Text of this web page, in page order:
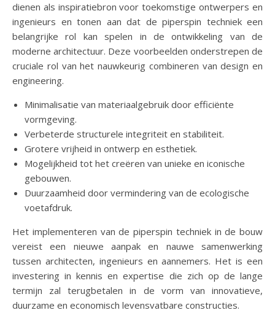
dienen als inspiratiebron voor toekomstige ontwerpers en
ingenieurs en tonen aan dat de piperspin techniek een
belangrijke rol kan spelen in de ontwikkeling van de
moderne architectuur. Deze voorbeelden onderstrepen de
cruciale rol van het nauwkeurig combineren van design en
engineering.
Minimalisatie van materiaalgebruik door efficiënte
vormgeving.
Verbeterde structurele integriteit en stabiliteit.
Grotere vrijheid in ontwerp en esthetiek.
Mogelijkheid tot het creëren van unieke en iconische
gebouwen.
Duurzaamheid door vermindering van de ecologische
voetafdruk.
Het implementeren van de piperspin techniek in de bouw
vereist een nieuwe aanpak en nauwe samenwerking
tussen architecten, ingenieurs en aannemers. Het is een
investering in kennis en expertise die zich op de lange
termijn zal terugbetalen in de vorm van innovatieve,
duurzame en economisch levensvatbare constructies.